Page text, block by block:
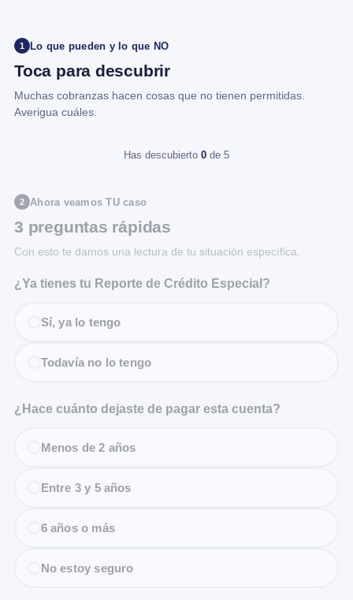
1 Lo que pueden y lo que NO
Toca para descubrir
Muchas cobranzas hacen cosas que no tienen permitidas.
Averigua cuáles.
Has descubierto 0 de 5
2 Ahora veamos TU caso
3 preguntas rápidas
Con esto te damos una lectura de tu situación específica.
¿Ya tienes tu Reporte de Crédito Especial?
Sí, ya lo tengo
Todavía no lo tengo
¿Hace cuánto dejaste de pagar esta cuenta?
Menos de 2 años
Entre 3 y 5 años
6 años o más
No estoy seguro